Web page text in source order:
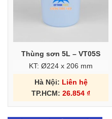
Thùng sơn 5L – VT05S
KT: Ø224 x 206 mm
Hà Nội: Liên hệ
TP.HCM: 26.854 ₫